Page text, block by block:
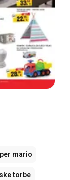
mario
torbe